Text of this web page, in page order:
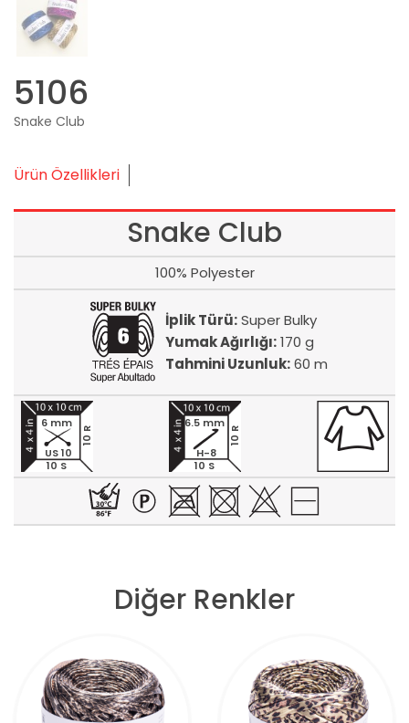
5106
Snake Club
Ürün Özellikleri
Snake Club
100% Polyester
İplik Türü:Super Bulky
Yumak Ağırlığı:170 g
Tahmini Uzunluk:60 m
10 S
10 R
6 mm
US 10
10 S
10 R
6.5 mm
H-8
Diğer Renkler